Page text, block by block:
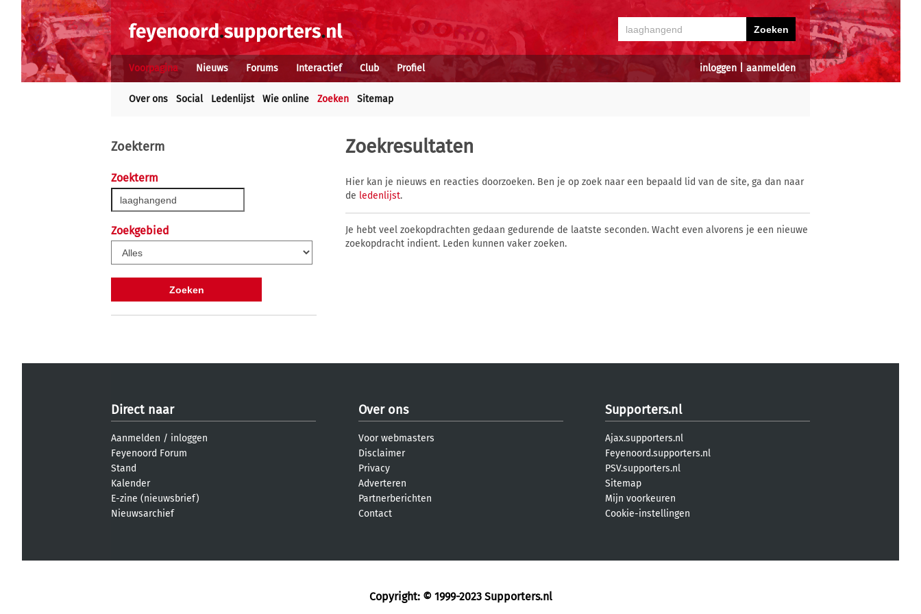
inloggen aanmelden
Voorpagina Nieuws Forums Interactief Club Profiel
Over ons Social Ledenlijst Wie online Zoeken Sitemap
Zoekterm
Zoekterm
Zoekgebied
Zoekresultaten
Hier kan je nieuws en reacties doorzoeken. Ben je op zoek naar een bepaald lid van de site, ga dan naar
de ledenlijst.
Je hebt veel zoekopdrachten gedaan gedurende de laatste seconden. Wacht even alvorens je een nieuwe
zoekopdracht indient. Leden kunnen vaker zoeken.
Direct naar
Aanmelden / inloggen
Feyenoord Forum
Stand
Kalender
E-zine (nieuwsbrief)
Nieuwsarchief
Over ons
Voor webmasters
Disclaimer
Privacy
Adverteren
Partnerberichten
Contact
Supporters.nl
Ajax.supporters.nl
Feyenoord.supporters.nl
PSV.supporters.nl
Sitemap
Mijn voorkeuren
Cookie-instellingen
Copyright: © 1999-2023 Supporters.nl